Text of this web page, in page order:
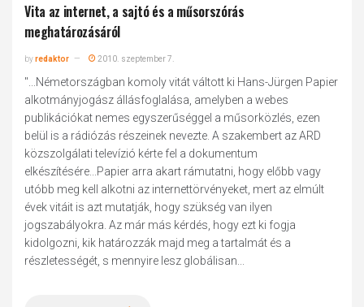
Vita az internet, a sajtó és a műsorszórás
meghatározásáról
byredaktor 2010. szeptember 7.
"...Németországban komoly vitát váltott ki Hans-Jürgen Papier
alkotmányjogász állásfoglalása, amelyben a webes
publikációkat nemes egyszerűséggel a műsorközlés, ezen
belül is a rádiózás részeinek nevezte. A szakembert az ARD
közszolgálati televízió kérte fel a dokumentum
elkészítésére...Papier arra akart rámutatni, hogy előbb vagy
utóbb meg kell alkotni az internettörvényeket, mert az elmúlt
évek vitáit is azt mutatják, hogy szükség van ilyen
jogszabályokra. Az már más kérdés, hogy ezt ki fogja
kidolgozni, kik határozzák majd meg a tartalmát és a
részletességét, s mennyire lesz globálisan...